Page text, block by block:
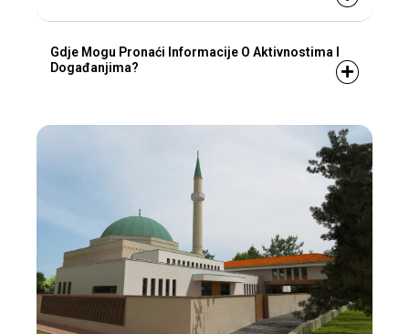
Gdje Mogu Pronaći Informacije O Aktivnostima I
Događanjima?